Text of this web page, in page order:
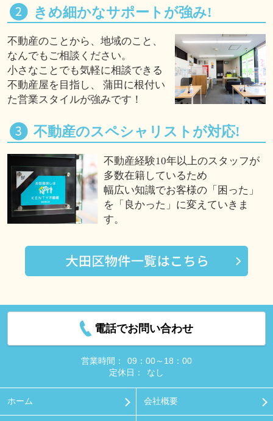
きめ細かなサポートが強み!
不動産のことから、地域のこと、
なんでもご相談ください。
小さなことでも気軽に相談できる
不動産屋を目指し、 蒲田に根付い
た営業スタイルが強みです！
不動産のスペシャリストが対応!
不動産経験10年以上のスタッフが
多数在籍しているため
幅広い知識でお客様の「困った」
を「良かった」に変えていきま
す。
電話でお問い合わせ
営業時間：
09：00～18：00
定休日：
なし
ホーム 会社概要